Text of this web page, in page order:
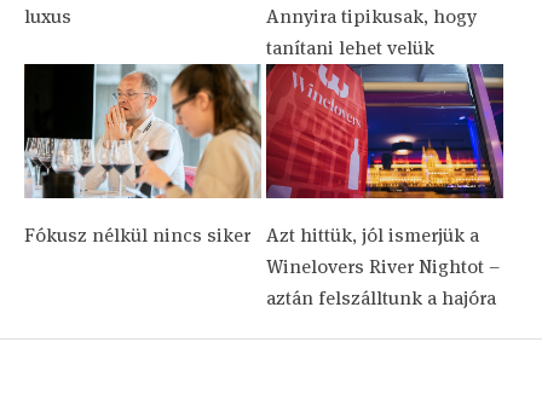
luxus
Annyira tipikusak, hogy
tanítani lehet velük
Fókusz nélkül nincs siker
Azt hittük, jól ismerjük a
Winelovers River Nightot –
aztán felszálltunk a hajóra